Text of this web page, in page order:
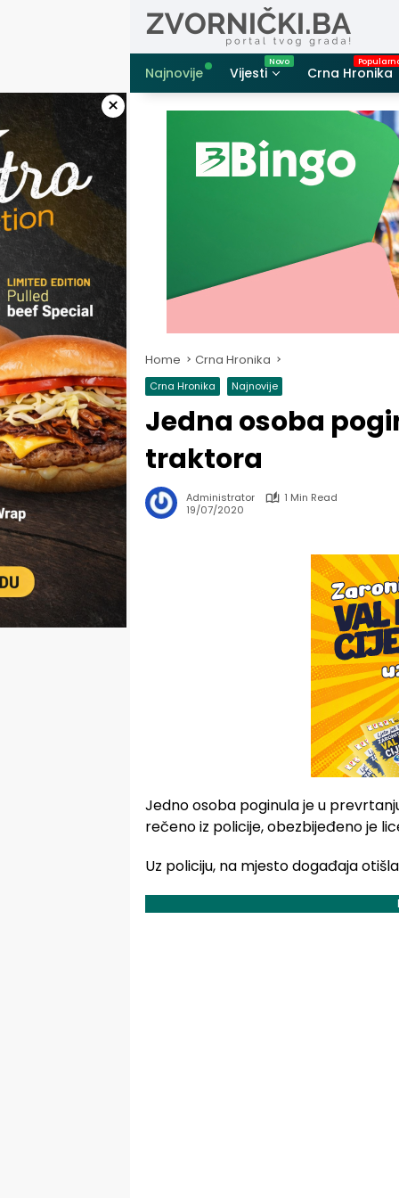
Najnovije
Vijesti Crna Hronika
×
Home Crna Hronika
Crna Hronika Najnovije
Jedna osoba
traktora
Administrator
1 Min Read
19/07/2020
Jedno osoba poginula je u
rečeno iz policije, obezbijeđeno je
Uz policiju, na mjesto događaja